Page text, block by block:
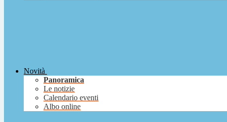
Novità
Panoramica
Le notizie
Calendario eventi
Albo online